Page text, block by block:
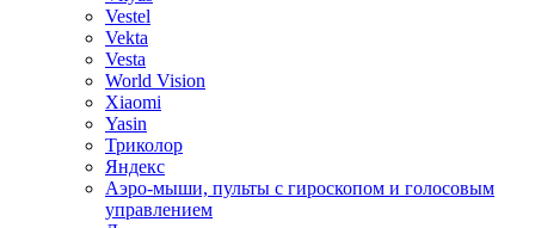
Vestel
Vekta
Vesta
World Vision
Xiaomi
Yasin
Триколор
Яндекс
Аэро-мыши, пульты с гироскопом и голосовым
управлением